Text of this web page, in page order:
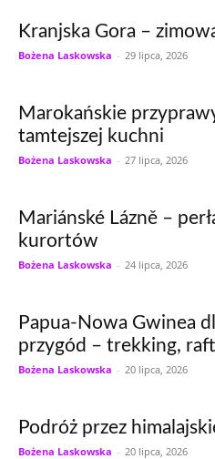
Kranjska Gora –
Bożena Laskowska - 29 lipca, 2026
Marokańskie
tamtejszej kuchni
Bożena Laskowska - 27 lipca, 2026
Mariánské Lázně –
kurortów
Bożena Laskowska - 24 lipca, 2026
Papua-Nowa Gwinea
przygód – trekking,
Bożena Laskowska - 20 lipca, 2026
Podróż przez
Bożena Laskowska - 20 lipca, 2026